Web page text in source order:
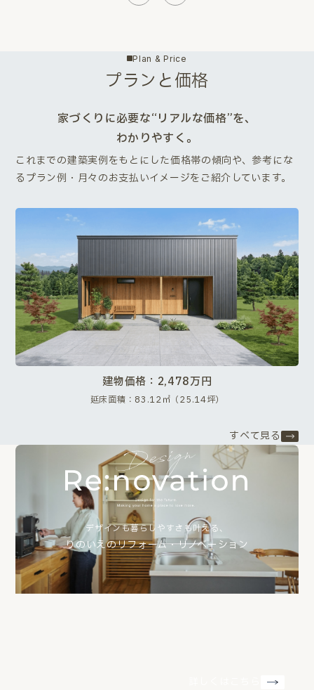
Plan & Price
プランと価格
家づくりに必要な“リアルな価格”を、
わかりやすく。
これまでの建築実例をもとにした価格帯の傾向や、参考にな
るプラン例・月々のお支払いイメージをご紹介しています。
建物価格：2,478万円
延床面積：83.12㎡（25.14坪）
すべて見る
デザインも暮らしやすさも叶える、
りのいえのリフォーム・リノベーション